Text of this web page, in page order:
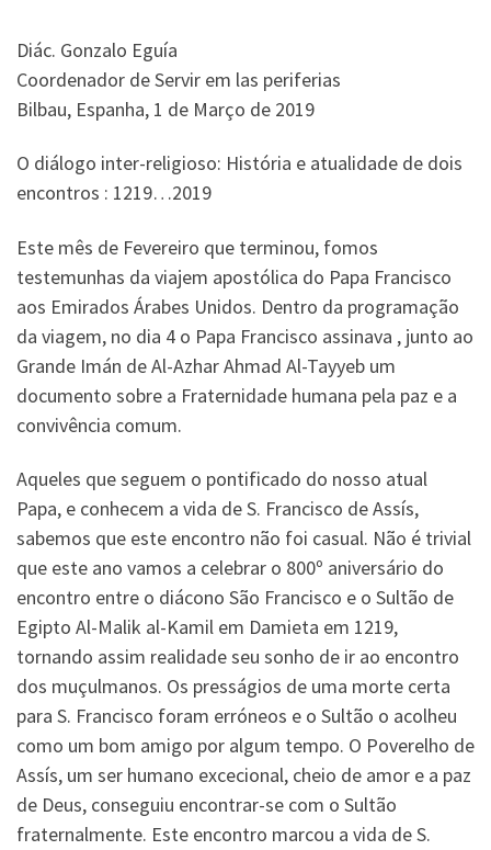
Diác. Gonzalo Eguía
Coordenador de Servir em las periferias
Bilbau, Espanha, 1 de Março de 2019
O diálogo inter-religioso: História e atualidade de dois
encontros : 1219…2019
Este mês de Fevereiro que terminou, fomos
testemunhas da viajem apostólica do Papa Francisco
aos Emirados Árabes Unidos. Dentro da programação
da viagem, no dia 4 o Papa Francisco assinava , junto ao
Grande Imán de Al-Azhar Ahmad Al-Tayyeb um
documento sobre a Fraternidade humana pela paz e a
convivência comum.
Aqueles que seguem o pontificado do nosso atual
Papa, e conhecem a vida de S. Francisco de Assís,
sabemos que este encontro não foi casual. Não é trivial
que este ano vamos a celebrar o 800º aniversário do
encontro entre o diácono São Francisco e o Sultão de
Egipto Al-Malik al-Kamil em Damieta em 1219,
tornando assim realidade seu sonho de ir ao encontro
dos muçulmanos. Os presságios de uma morte certa
para S. Francisco foram erróneos e o Sultão o acolheu
como um bom amigo por algum tempo. O Poverelho de
Assís, um ser humano excecional, cheio de amor e a paz
de Deus, conseguiu encontrar-se com o Sultão
fraternalmente. Este encontro marcou a vida de S.